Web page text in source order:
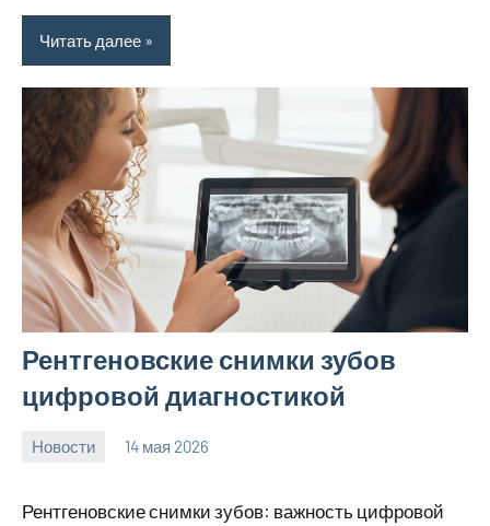
Читать далее
Рентгеновские снимки зубов
цифровой диагностикой
Новости 14 мая 2026
Рентгеновские снимки зубов: важность цифровой